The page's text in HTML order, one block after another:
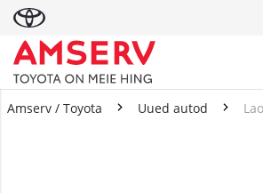
Amserv / Toyota Uued autod